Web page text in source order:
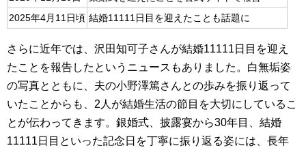
2025年4月11日頃 結婚11111日目を迎えたことも話題に
さらに近年では、沢田知可子さんが結婚11111日目を迎え
たことを報告したというニュースもありました。白無垢姿
の写真とともに、夫の小野澤篤さんとの歩みを振り返って
いたことからも、2人が結婚生活の節目を大切にしているこ
とが伝わってきます。銀婚式、披露宴から30年目、結婚
11111日目といった記念日を丁寧に振り返る姿には、長年